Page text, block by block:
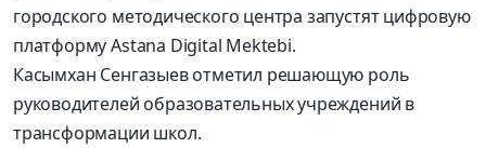
городского методического центра запустят цифровую
платформу Astana Digital Mektebi.
Касымхан Сенгазыев отметил решающую роль
руководителей образовательных учреждений в
трансформации школ.